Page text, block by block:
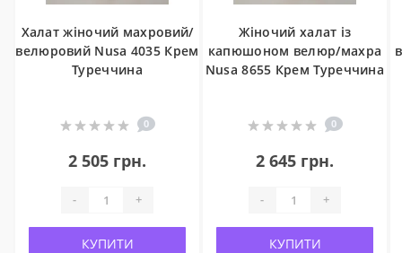
Халат жіночий махровий/
велюровий Nusa 4035 Крем
Туреччина
0
2 505 грн.
- +
КУПИТИ
Жіночий халат із
капюшоном велюр/махра
Nusa 8655 Крем Туреччина
0
2 645 грн.
- +
КУПИТИ